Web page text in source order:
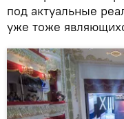
под актуальные
уже тоже